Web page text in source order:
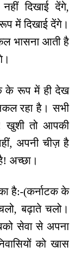
दिखाई देंगे,
में दिखाई देंगे।
भासना आती है
के रूप में ही देख
रहा है। सभी
तो आपकी
अपनी चीज़ है
अच्छा।
है:-(कर्नाटक के
बढ़ाते चलो।
सेवा से अपना
को खास